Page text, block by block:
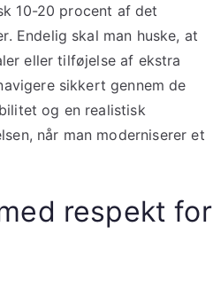
10-20 procent af det
Endelig skal man huske, at
eller tilføjelse af ekstra
sikkert gennem de
og en realistisk
når man moderniserer et
respekt for